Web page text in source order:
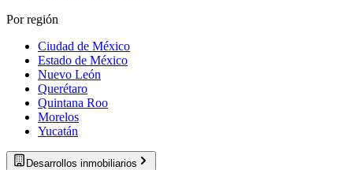
Por región
Ciudad de México
Estado de México
Nuevo León
Querétaro
Quintana Roo
Morelos
Yucatán
Desarrollos inmobiliarios